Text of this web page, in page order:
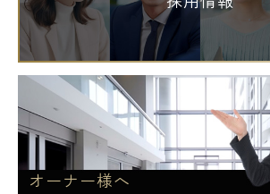
オーナー様へ